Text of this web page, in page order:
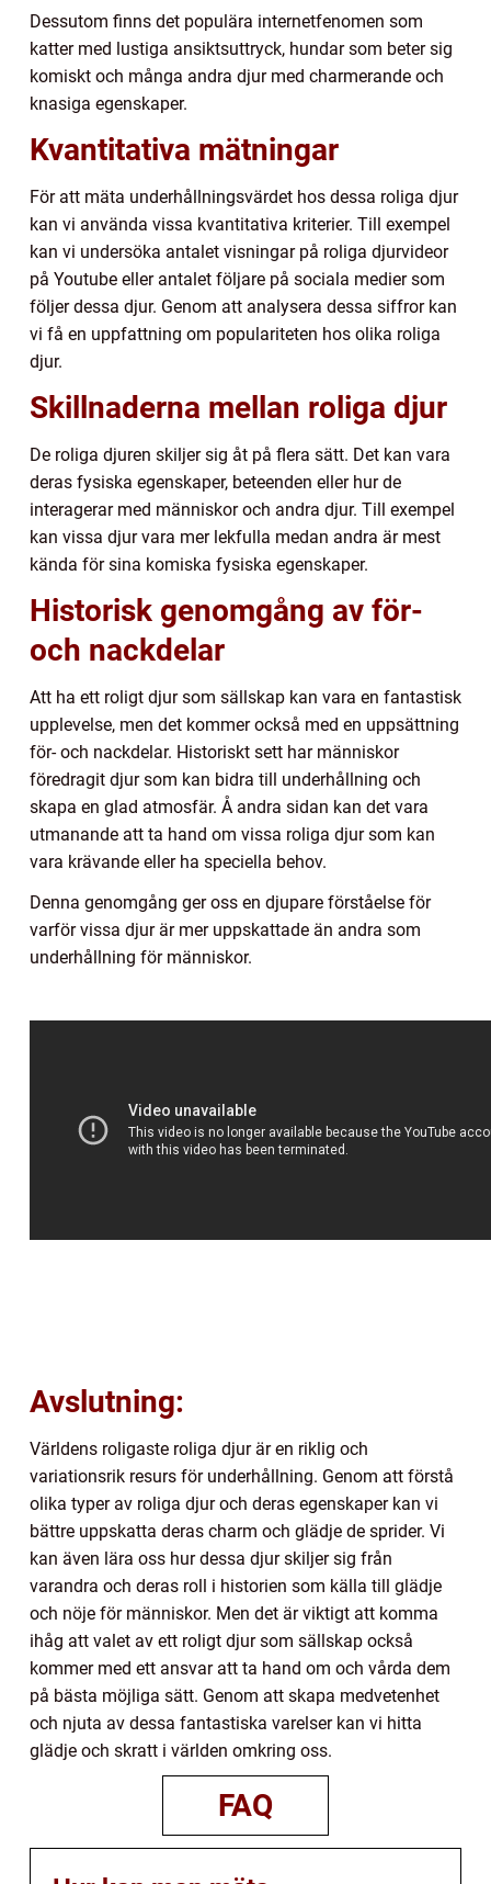
Dessutom finns det populära internetfenomen som
katter med lustiga ansiktsuttryck, hundar som beter sig
komiskt och många andra djur med charmerande och
knasiga egenskaper.
Kvantitativa mätningar
För att mäta underhållningsvärdet hos dessa roliga djur
kan vi använda vissa kvantitativa kriterier. Till exempel
kan vi undersöka antalet visningar på roliga djurvideor
på Youtube eller antalet följare på sociala medier som
följer dessa djur. Genom att analysera dessa siffror kan
vi få en uppfattning om populariteten hos olika roliga
djur.
Skillnaderna mellan roliga djur
De roliga djuren skiljer sig åt på flera sätt. Det kan vara
deras fysiska egenskaper, beteenden eller hur de
interagerar med människor och andra djur. Till exempel
kan vissa djur vara mer lekfulla medan andra är mest
kända för sina komiska fysiska egenskaper.
Historisk genomgång av för-
och nackdelar
Att ha ett roligt djur som sällskap kan vara en fantastisk
upplevelse, men det kommer också med en uppsättning
för- och nackdelar. Historiskt sett har människor
föredragit djur som kan bidra till underhållning och
skapa en glad atmosfär. Å andra sidan kan det vara
utmanande att ta hand om vissa roliga djur som kan
vara krävande eller ha speciella behov.
Denna genomgång ger oss en djupare förståelse för
varför vissa djur är mer uppskattade än andra som
underhållning för människor.
Avslutning:
Världens roligaste roliga djur är en riklig och
variationsrik resurs för underhållning. Genom att förstå
olika typer av roliga djur och deras egenskaper kan vi
bättre uppskatta deras charm och glädje de sprider. Vi
kan även lära oss hur dessa djur skiljer sig från
varandra och deras roll i historien som källa till glädje
och nöje för människor. Men det är viktigt att komma
ihåg att valet av ett roligt djur som sällskap också
kommer med ett ansvar att ta hand om och vårda dem
på bästa möjliga sätt. Genom att skapa medvetenhet
och njuta av dessa fantastiska varelser kan vi hitta
glädje och skratt i världen omkring oss.
FAQ